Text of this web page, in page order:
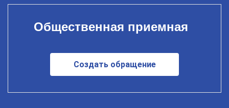
Общественная приемная
Создать обращение